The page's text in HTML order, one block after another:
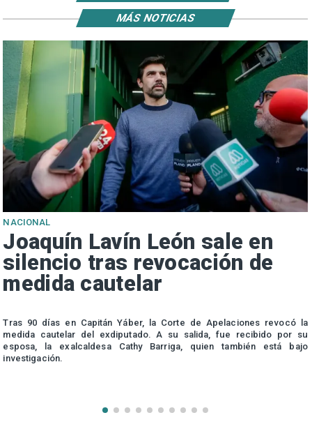
NACIONAL
Joaquín Lavín León sale en
silencio tras revocación de
medida cautelar
Tras 90 días en Capitán Yáber, la Corte de Apelaciones revocó la
medida cautelar del exdiputado. A su salida, fue recibido por su
esposa, la exalcaldesa Cathy Barriga, quien también está bajo
investigación.
MÁS NOTICIAS